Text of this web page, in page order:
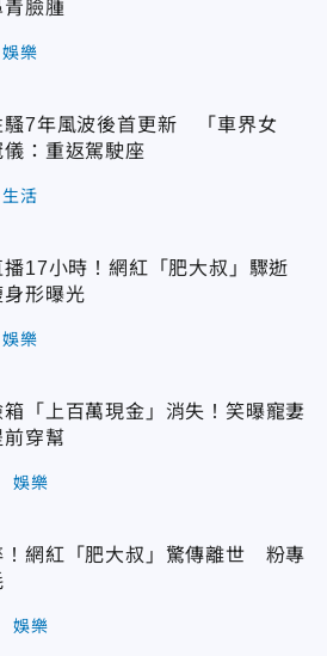
臉腫
娛樂
騷7年風波後首更新 「車界女
：重返駕駛座
生活
播17小時！網紅「肥大叔」驟逝
身形曝光
娛樂
箱「上百萬現金」消失！笑曝寵妻
前穿幫
娛樂
！網紅「肥大叔」驚傳離世 粉專
娛樂